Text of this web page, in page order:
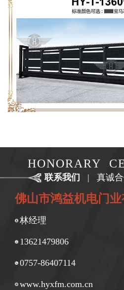
HONORARY
联系我们 | 真诚
佛山市鸿益机电门业
林经理
13621479806
0757-86407114
www.hyxfm.com.cn